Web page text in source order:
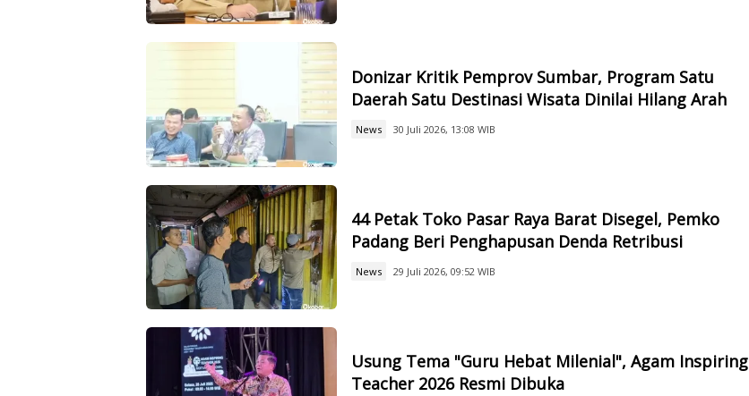
Donizar Kritik Pemprov Sumbar, Program Satu
Daerah Satu Destinasi Wisata Dinilai Hilang Arah
News 30 Juli 2026, 13:08 WIB
44 Petak Toko Pasar Raya Barat Disegel, Pemko
Padang Beri Penghapusan Denda Retribusi
News 29 Juli 2026, 09:52 WIB
Usung Tema "Guru Hebat Milenial", Agam Inspiring
Teacher 2026 Resmi Dibuka